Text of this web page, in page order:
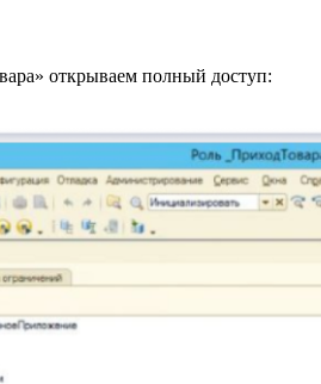
открываем полный доступ: